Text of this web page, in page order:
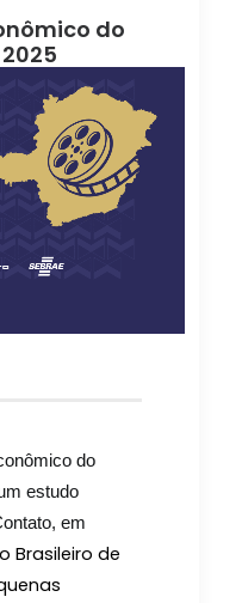
do
do
estudo
em
Brasileiro de